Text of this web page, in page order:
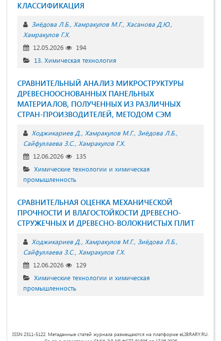
КЛАССИФИКАЦИЯ
Зиёдова Л.Б. Хамракулов М.Г. Хасанова Д.Ю.
Хамракулов Г.Х.
12.05.2026
194
13. Химическая технология
СРАВНИТЕЛЬНЫЙ АНАЛИЗ МИКРОСТРУКТУРЫ
ДРЕВЕСНООСНОВАННЫХ ПАНЕЛЬНЫХ
МАТЕРИАЛОВ, ПОЛУЧЕННЫХ ИЗ РАЗЛИЧНЫХ
СТРАН-ПРОИЗВОДИТЕЛЕЙ, МЕТОДОМ СЭМ
Ходжикариев Д. Хамракулов М.Г. Зиёдова Л.Б.
Сайфуллаева З.С. Хамракулов Г.Х.
12.06.2026
135
Химические технологии и химическая
промышленность
СРАВНИТЕЛЬНАЯ ОЦЕНКА МЕХАНИЧЕСКОЙ
ПРОЧНОСТИ И ВЛАГОСТОЙКОСТИ ДРЕВЕСНО-
СТРУЖЕЧНЫХ И ДРЕВЕСНО-ВОЛОКНИСТЫХ ПЛИТ
Ходжикариев Д. Хамракулов М.Г. Зиёдова Л.Б.
Сайфуллаева З.С. Хамракулов Г.Х.
12.06.2026
129
Химические технологии и химическая
промышленность
ISSN 2311-5122. Метаданные статей журнала размещаются на платформе eLIBRARY.RU.